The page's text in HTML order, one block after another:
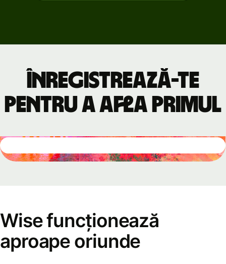
Înregistrează-te
pentru a afla primul
Wise funcționează
aproape oriunde